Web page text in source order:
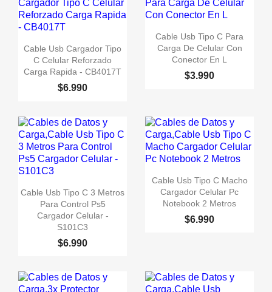
 Vista rápida
Cable Usb Cargador Tipo
C Celular Reforzado
Carga Rapida - CB4017T
$6.990
 Vista rápida
Cable Usb Tipo C Para
Carga De Celular Con
Conector En L
$3.990
 Vista rápida
Cable Usb Tipo C 3 Metros
Para Control Ps5
Cargador Celular -
S101C3
$6.990
 Vista rápida
Cable Usb Tipo C Macho
Cargador Celular Pc
Notebook 2 Metros
$6.990